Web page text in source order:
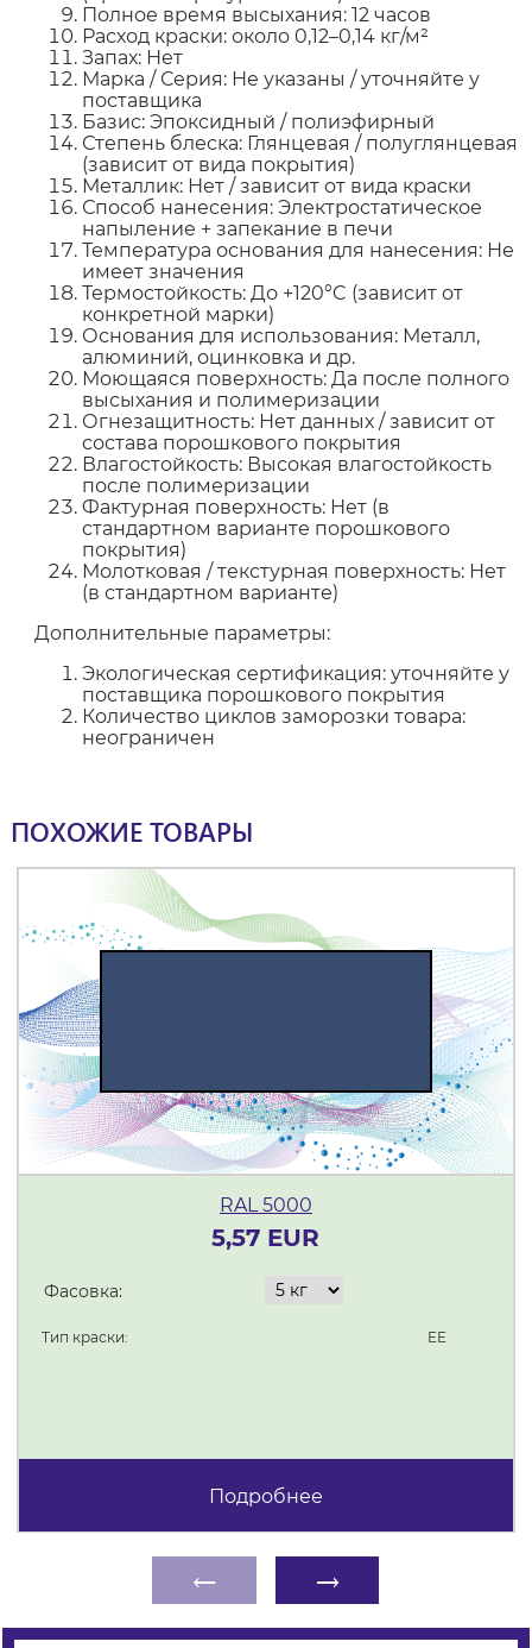
Полное время высыхания: 12 часов
Расход краски: около 0,12–0,14 кг/м²
Запах: Нет
Марка / Серия: Не указаны / уточняйте у
поставщика
Базис: Эпоксидный / полиэфирный
Степень блеска: Глянцевая / полуглянцевая
(зависит от вида покрытия)
Металлик: Нет / зависит от вида краски
Способ нанесения: Электростатическое
напыление + запекание в печи
Температура основания для нанесения: Не
имеет значения
Термостойкость: До +120°C (зависит от
конкретной марки)
Основания для использования: Металл,
алюминий, оцинковка и др.
Моющаяся поверхность: Да после полного
высыхания и полимеризации
Огнезащитность: Нет данных / зависит от
состава порошкового покрытия
Влагостойкость: Высокая влагостойкость
после полимеризации
Фактурная поверхность: Нет (в
стандартном варианте порошкового
покрытия)
Молотковая / текстурная поверхность: Нет
(в стандартном варианте)
Дополнительные параметры:
Экологическая сертификация: уточняйте у
поставщика порошкового покрытия
Количество циклов заморозки товара:
неограничен
ПОХОЖИЕ ТОВАРЫ
RAL 5000
5,57 EUR
Фасовка:
Тип краски: EE
Подробнее
← →